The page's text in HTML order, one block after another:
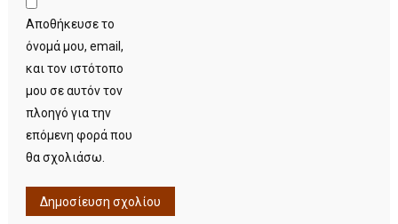
Αποθήκευσε το
όνομά μου, email,
και τον ιστότοπο
μου σε αυτόν τον
πλοηγό για την
επόμενη φορά που
θα σχολιάσω.